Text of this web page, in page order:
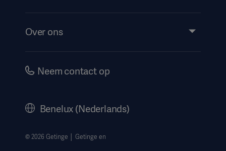
Evenementen
Over ons
Carrière
Privacyverklaring website
Neem contact op
Benelux (Nederlands)
© 2026 Getinge │ Getinge en